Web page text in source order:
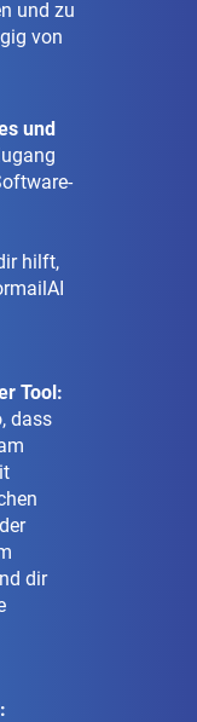
und zu
von
und
hilft,
Tool:
dass
dir